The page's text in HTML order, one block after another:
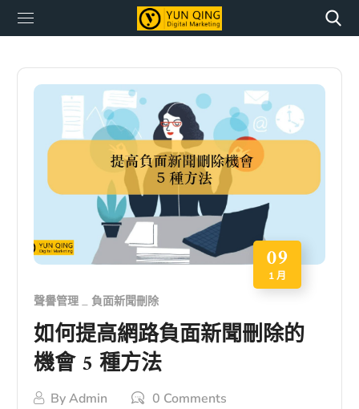
09
1 月
聲譽管理 負面新聞刪除
如何提高網路負面新聞刪除的
機會 5 種方法
ByAdmin 0 Comments